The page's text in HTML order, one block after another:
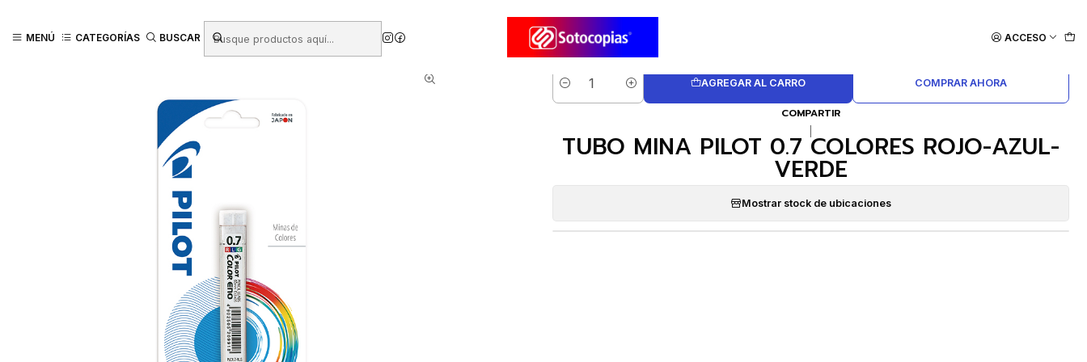
MENÚ CATEGORÍAS BUSCAR ACCESO
TUBO MINA PILOT 0.7 COLORES ROJO-AZUL-VERDE
Cantidad
AGREGAR AL CARRO COMPRAR AHORA
COMPARTIR
TUBO MINA PILOT 0.7 COLORES ROJO-AZUL-
VERDE
Mostrar stock de ubicaciones